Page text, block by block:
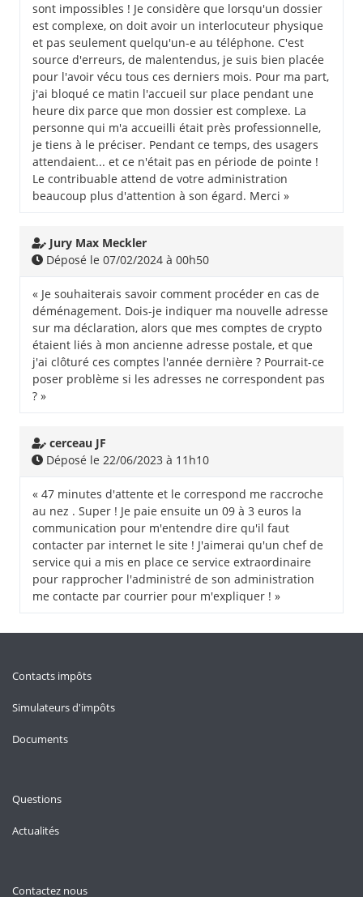
sont impossibles ! Je considère que lorsqu'un dossier
est complexe, on doit avoir un interlocuteur physique
et pas seulement quelqu'un-e au téléphone. C'est
source d'erreurs, de malentendus, je suis bien placée
pour l'avoir vécu tous ces derniers mois. Pour ma part,
j'ai bloqué ce matin l'accueil sur place pendant une
heure dix parce que mon dossier est complexe. La
personne qui m'a accueilli était près professionnelle,
je tiens à le préciser. Pendant ce temps, des usagers
attendaient... et ce n'était pas en période de pointe !
Le contribuable attend de votre administration
beaucoup plus d'attention à son égard. Merci »
Jury Max Meckler
Déposé le 07/02/2024 à 00h50
« Je souhaiterais savoir comment procéder en cas de
déménagement. Dois-je indiquer ma nouvelle adresse
sur ma déclaration, alors que mes comptes de crypto
étaient liés à mon ancienne adresse postale, et que
j'ai clôturé ces comptes l'année dernière ? Pourrait-ce
poser problème si les adresses ne correspondent pas
? »
cerceau JF
Déposé le 22/06/2023 à 11h10
« 47 minutes d'attente et le correspond me raccroche
au nez . Super ! Je paie ensuite un 09 à 3 euros la
communication pour m'entendre dire qu'il faut
contacter par internet le site ! J'aimerai qu'un chef de
service qui a mis en place ce service extraordinaire
pour rapprocher l'administré de son administration
me contacte par courrier pour m'expliquer ! »
Contacts impôts
Simulateurs d'impôts
Documents
Questions
Actualités
Contactez nous